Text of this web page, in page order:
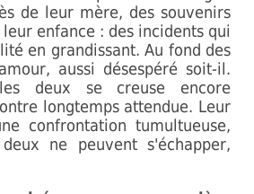
de leur mère, des souvenirs
enfance : des incidents qui
en grandissant. Au fond des
aussi désespéré soit-il.
deux se creuse encore
longtemps attendue. Leur
confrontation tumultueuse,
ne peuvent s'échapper,